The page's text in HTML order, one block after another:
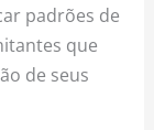
padrões de
que
de seus